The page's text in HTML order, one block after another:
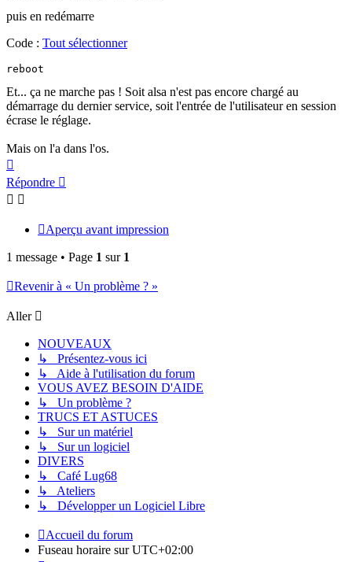
puis en redémarre
Code : Tout sélectionner
reboot
Et... ça ne marche pas ! Soit alsa n'est pas encore chargé au
démarrage du dernier service, soit l'entrée de l'utilisateur en session
écrase le réglage.
Mais on l'a dans l'os.
Répondre
Aperçu avant impression
1 message • Page 1 sur 1
Revenir à « Un problème ? »
Aller
NOUVEAUX
↳ Présentez-vous ici
↳ Aide à l'utilisation du forum
VOUS AVEZ BESOIN D'AIDE
↳ Un problème ?
TRUCS ET ASTUCES
↳ Sur un matériel
↳ Sur un logiciel
DIVERS
↳ Café Lug68
↳ Ateliers
↳ Développer un Logiciel Libre
Accueil du forum
Fuseau horaire surUTC+02:00